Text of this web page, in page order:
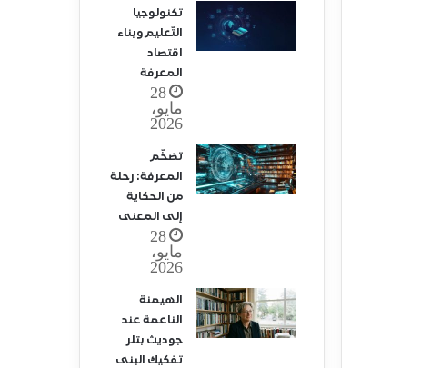
تكنولوجيا
التّعليم وبناء
اقتصاد
المعرفة
28
مايو،
2026
تضخّم
المعرفة: رحلة
من الحكاية
إلى المعنى
28
مايو،
2026
الهيمنة
الناعمة عند
جوديث بتلر
تفكيك البنى